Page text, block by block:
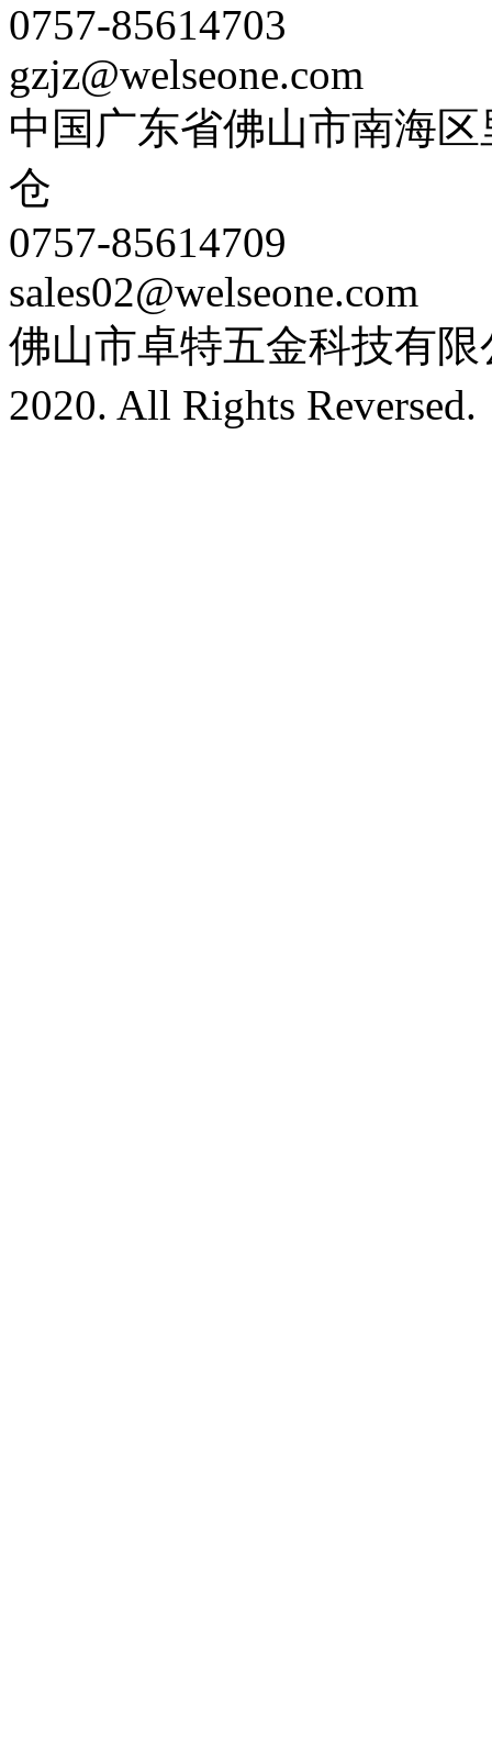
0757-85614703
gzjz@welseone.com
中国广东省佛山市南海
仓
0757-85614709
sales02@welseone.com
佛山市卓特五金科技有
2020. All Rights